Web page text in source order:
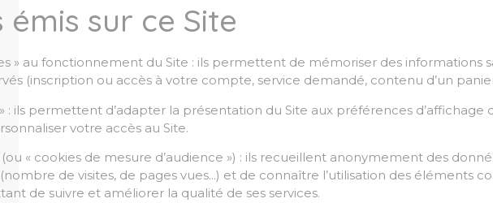
émis sur ce Site
» au fonctionnement du Site : ils permettent de mémoriser des informations
(inscription ou accès à votre compte, service demandé, contenu d’un
: ils permettent d’adapter la présentation du Site aux préférences
votre accès au Site.
(ou « cookies de mesure d’audience ») : ils recueillent anonymement des
de visites, de pages vues...) et de connaître l’utilisation des éléments
de suivre et améliorer la qualité de ses services.